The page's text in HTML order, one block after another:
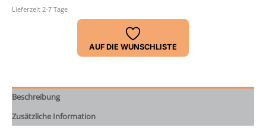
Lieferzeit 2-7 Tage
AUF DIE WUNSCHLISTE
Beschreibung
Zusätzliche Information